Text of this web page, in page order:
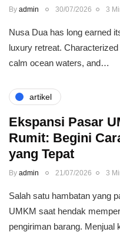
By admin 30/07/2026 3
Nusa Dua has long earned
luxury retreat.
calm ocean waters, and…
artikel
Ekspansi Pasar
Rumit: Begini
yang Tepat
By admin 21/07/2026 3
Salah satu hambatan yang
UMKM saat hendak
pengiriman barang.